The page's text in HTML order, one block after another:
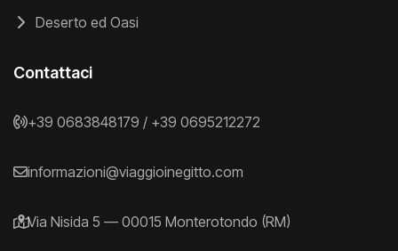
Deserto ed Oasi
Contattaci
+39 0683848179 / +39 0695212272
informazioni@viaggioinegitto.com
Via Nisida 5 — 00015 Monterotondo (RM)